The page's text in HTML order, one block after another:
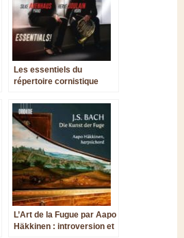
Les essentiels du
répertoire cornistique
Silke Avenhaus
L’Art de la Fugue par Aapo
Häkkinen : introversion et